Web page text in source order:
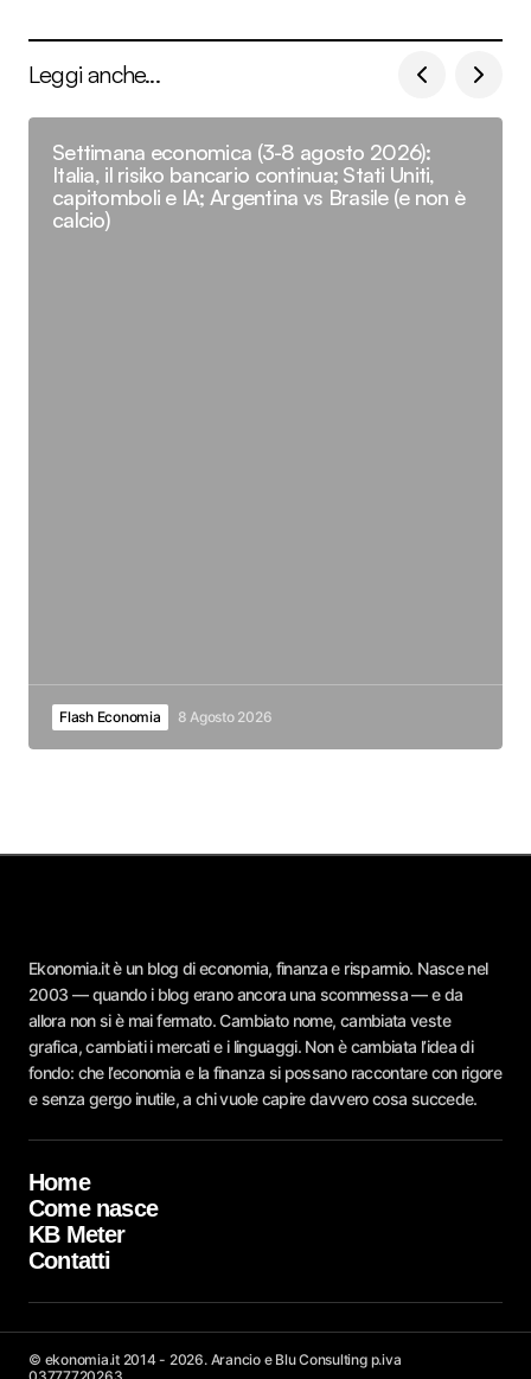
Leggi anche...
Settimana economica (3-8 agosto 2026):
Italia, il risiko bancario continua; Stati Uniti,
capitomboli e IA; Argentina vs Brasile (e non è
calcio)
Flash Economia 8 Agosto 2026
Ekonomia.it è un blog di economia, finanza e risparmio. Nasce nel
2003 — quando i blog erano ancora una scommessa — e da
allora non si è mai fermato. Cambiato nome, cambiata veste
grafica, cambiati i mercati e i linguaggi. Non è cambiata l’idea di
fondo: che l’economia e la finanza si possano raccontare con rigore
e senza gergo inutile, a chi vuole capire davvero cosa succede.
Home
Come nasce
KB Meter
Contatti
© ekonomia.it 2014 - 2026. Arancio e Blu Consulting p.iva